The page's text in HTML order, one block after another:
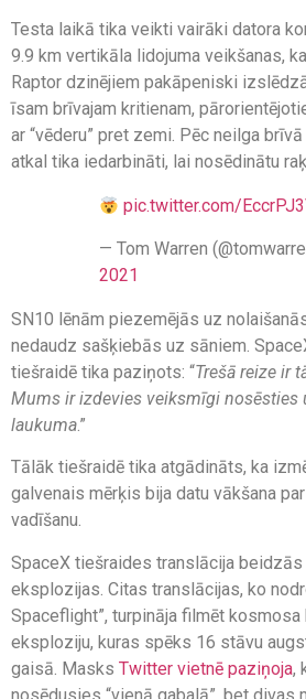
Testa laikā tika veikti vairāki datora
9.9 km vertikāla lidojuma veikšanas,
Raptor dzinējiem pakāpeniski
īsam brīvajam kritienam,
ar “vēderu” pret zemi. Pēc neilga
atkal tika iedarbināti, lai nosēdinātu
pic.twitter.com/
— Tom Warren
2021
SN10 lēnām piezemējās uz
nedaudz sašķiebās uz sāniem.
tiešraidē tika paziņots: “Trešā reize ir
Mums ir izdevies veiksmīgi nosēsties
laukuma.”
Tālāk tiešraidē tika atgādināts, ka
galvenais mērķis bija datu vākšana
vadīšanu.
SpaceX tiešraides translācija
eksplozijas. Citas translācijas, ko
Spaceflight”, turpināja filmēt kosmosa
eksploziju, kuras spēks 16 stāvu
gaisā. Masks Twitter vietnē paziņoja,
nosēdusies “vienā gabalā”, bet divas